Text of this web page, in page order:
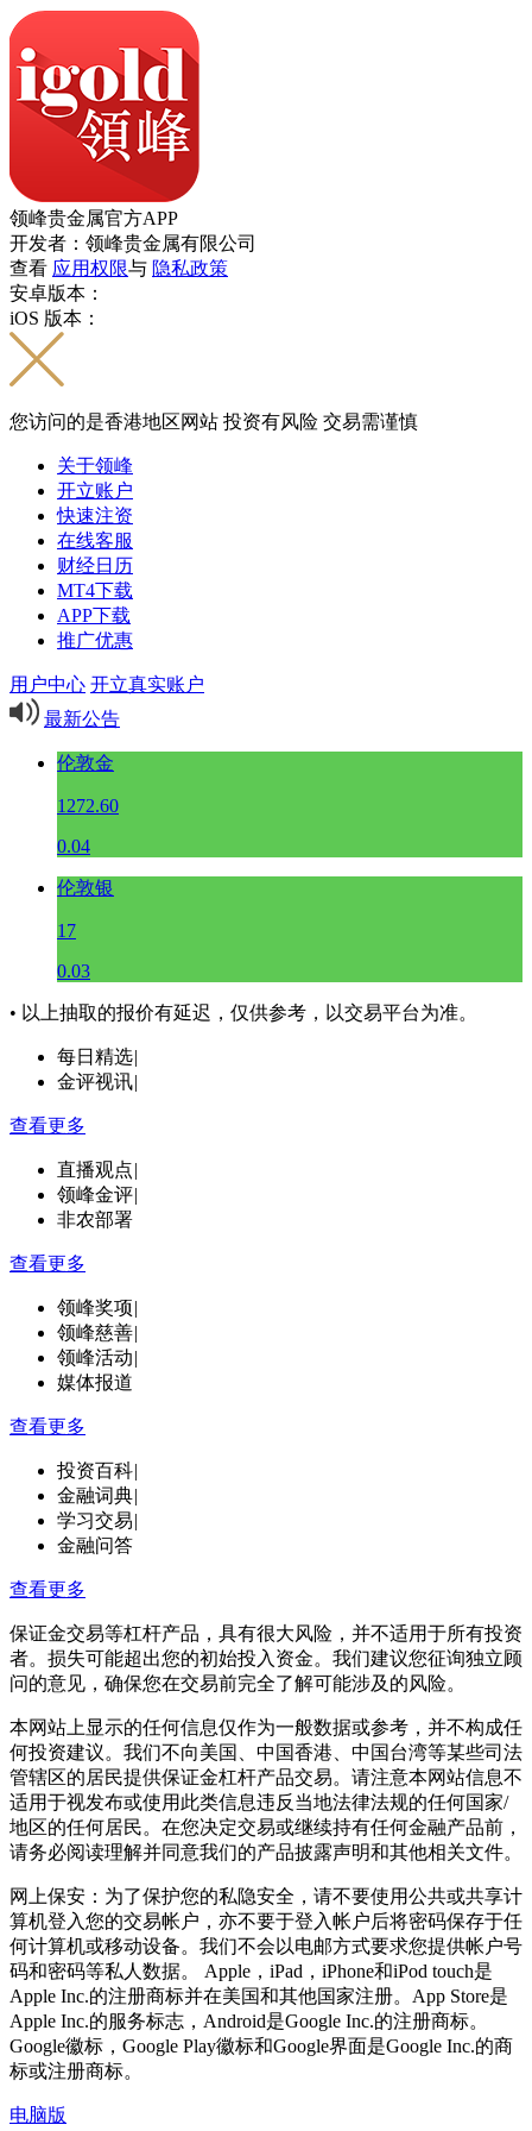
领峰贵金属官方APP
开发者：领峰贵金属有限公司
查看 应用权限与 隐私政策
安卓版本：
iOS 版本：
您访问的是香港地区网站 投资有风险 交易需谨慎
关于领峰
开立账户
快速注资
在线客服
财经日历
MT4下载
APP下载
推广优惠
用户中心 开立真实账户
最新公告
伦敦金
1272.60
0.04
伦敦银
17
0.03
• 以上抽取的报价有延迟，仅供参考，以交易平台为准。
每日精选|
金评视讯|
查看更多
直播观点|
领峰金评|
非农部署
查看更多
领峰奖项|
领峰慈善|
领峰活动|
媒体报道
查看更多
投资百科|
金融词典|
学习交易|
金融问答
查看更多
保证金交易等杠杆产品，具有很大风险，并不适用于所有投资
者。损失可能超出您的初始投入资金。我们建议您征询独立顾
问的意见，确保您在交易前完全了解可能涉及的风险。
本网站上显示的任何信息仅作为一般数据或参考，并不构成任
何投资建议。我们不向美国、中国香港、中国台湾等某些司法
管辖区的居民提供保证金杠杆产品交易。请注意本网站信息不
适用于视发布或使用此类信息违反当地法律法规的任何国家/
地区的任何居民。在您决定交易或继续持有任何金融产品前，
请务必阅读理解并同意我们的产品披露声明和其他相关文件。
网上保安：为了保护您的私隐安全，请不要使用公共或共享计
算机登入您的交易帐户，亦不要于登入帐户后将密码保存于任
何计算机或移动设备。我们不会以电邮方式要求您提供帐户号
码和密码等私人数据。 Apple，iPad，iPhone和iPod touch是
Apple Inc.的注册商标并在美国和其他国家注册。App Store是
Apple Inc.的服务标志，Android是Google Inc.的注册商标。
Google徽标，Google Play徽标和Google界面是Google Inc.的商
标或注册商标。
电脑版